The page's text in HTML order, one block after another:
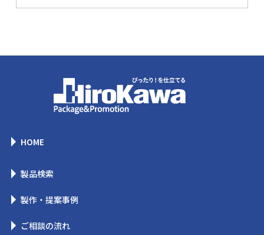
HOME
製品検索
製作・提案事例
ご相談の流れ